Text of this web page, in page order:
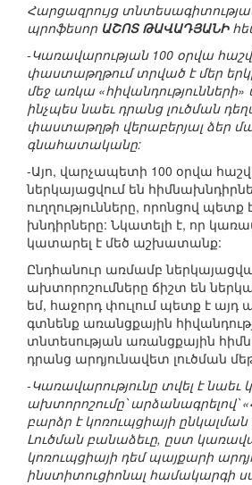
Հարցազրույց
պրոֆեսոր ԱՇՈՏ ԹԱՎԱԴՅԱՆԻ
-Կառավարության 100 օրվա
փաստաթղթում տրված է մեր
մեջ առկա
ինչպես նաեւ դրանց լուծման
փաստաթղթի վերաբերյալ ձեր
գնահատականը:
-Այո, վարչապետի 100 օրվա
ներկայացվում են
ուղղությունները, որոնցով պետք
խնդիրները: Նկատելի է, որ
կատարել է մեծ աշխատանք:
Ընդհանուր առմամբ
ախտորոշումները ճիշտ են
եմ, հաջորդ փուլում պետք է այդ
գտնենք առանցքային
տնտեսության առանցքային
դրանց արդյունավետ լուծման
-Կառավարությունը տվել է նաեւ
ախտորոշումը՝ արձանագրելով՝
բարձր է կոռուպցիայի
Լուծման բանաձեւը, ըստ
կոռուպցիայի դեմ պայքարի
ինստիտուցիոնալ համակարգի